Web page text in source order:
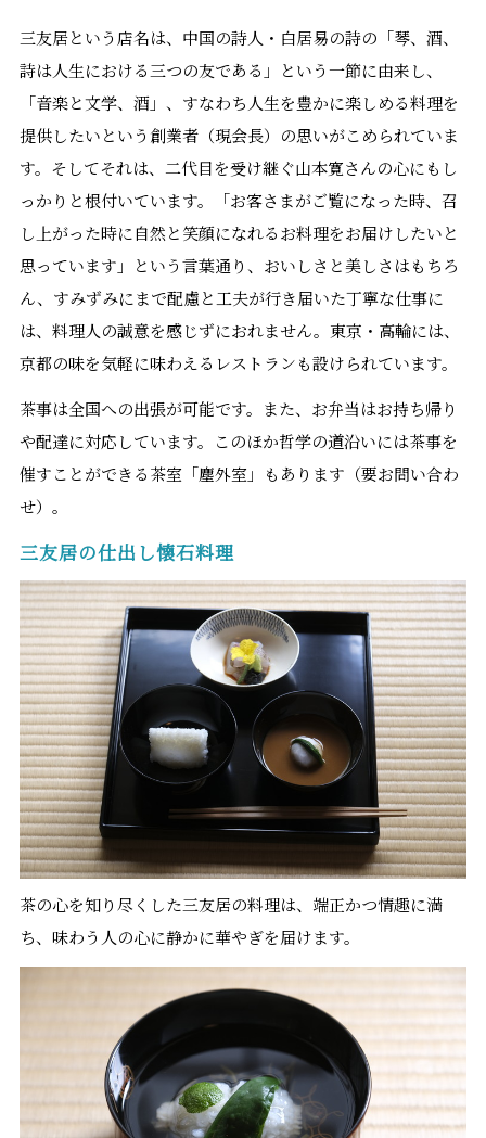
三友居という店名は、中国の詩人・白居易の詩の「琴、酒、
詩は人生における三つの友である」という一節に由来し、
「音楽と文学、酒」、すなわち人生を豊かに楽しめる料理を
提供したいという創業者（現会長）の思いがこめられていま
す。そしてそれは、二代目を受け継ぐ山本寛さんの心にもし
っかりと根付いています。「お客さまがご覧になった時、召
し上がった時に自然と笑顔になれるお料理をお届けしたいと
思っています」という言葉通り、おいしさと美しさはもちろ
ん、すみずみにまで配慮と工夫が行き届いた丁寧な仕事に
は、料理人の誠意を感じずにおれません。東京・高輪には、
京都の味を気軽に味わえるレストランも設けられています。
茶事は全国への出張が可能です。また、お弁当はお持ち帰り
や配達に対応しています。このほか哲学の道沿いには茶事を
催すことができる茶室「塵外室」もあります（要お問い合わ
せ）。
三友居の仕出し懐石料理
茶の心を知り尽くした三友居の料理は、端正かつ情趣に満
ち、味わう人の心に静かに華やぎを届けます。